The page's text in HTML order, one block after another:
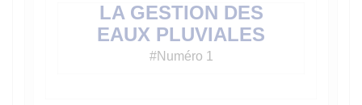
LA GESTION DES
EAUX PLUVIALES
#Numéro 1